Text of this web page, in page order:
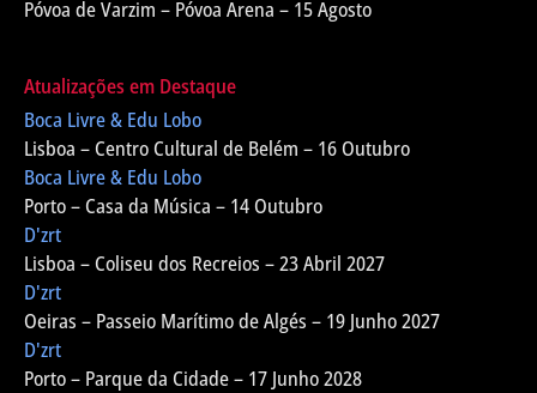
Póvoa de Varzim – Póvoa Arena – 15 Agosto
Atualizações em Destaque
Boca Livre & Edu Lobo
Lisboa – Centro Cultural de Belém – 16 Outubro
Boca Livre & Edu Lobo
Porto – Casa da Música – 14 Outubro
D'zrt
Lisboa – Coliseu dos Recreios – 23 Abril 2027
D'zrt
Oeiras – Passeio Marítimo de Algés – 19 Junho 2027
D'zrt
Porto – Parque da Cidade – 17 Junho 2028